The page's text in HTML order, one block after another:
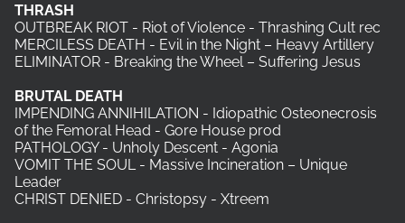
THRASH
OUTBREAK RIOT - Riot of Violence - Thrashing Cult rec
MERCILESS DEATH - Evil in the Night – Heavy Artillery
ELIMINATOR - Breaking the Wheel – Suffering Jesus
BRUTAL DEATH
IMPENDING ANNIHILATION - Idiopathic Osteonecrosis
of the Femoral Head - Gore House prod
PATHOLOGY - Unholy Descent - Agonia
VOMIT THE SOUL - Massive Incineration – Unique
Leader
CHRIST DENIED - Christopsy - Xtreem